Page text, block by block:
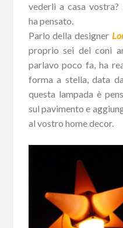
vederli a casa vostra?
ha pensato.
Parlo della designer
proprio sei dei coni
parlavo poco fa, ha
forma a stella, data
questa lampada è
sul pavimento e
al vostro home decor.